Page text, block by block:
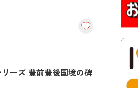
ーズ 豊前豊後国境の碑